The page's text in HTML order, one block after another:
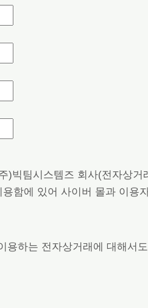
)빅팀시스템즈 회사(전자상
용함에 있어 사이버 몰과 이
하는 전자상거래에 대해서